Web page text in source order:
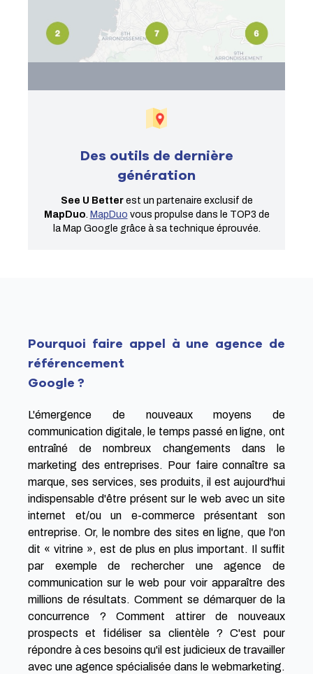
Des outils de dernière
génération
See U Betterest un partenaire exclusif de
MapDuo. MapDuo vous propulse dans le TOP3 de
la Map Google grâce à sa technique éprouvée.
Pourquoi faire appel à une agence de
référencement
Google ?
L'émergence de nouveaux moyens de
communication digitale, le temps passé en ligne, ont
entraîné de nombreux changements dans le
marketing des entreprises. Pour faire connaître sa
marque, ses services, ses produits, il est aujourd'hui
indispensable d'être présent sur le web avec un site
internet et/ou un e-commerce présentant son
entreprise. Or, le nombre des sites en ligne, que l'on
dit « vitrine », est de plus en plus important. Il suffit
par exemple de rechercher une agence de
communication sur le web pour voir apparaître des
millions de résultats. Comment se démarquer de la
concurrence ? Comment attirer de nouveaux
prospects et fidéliser sa clientèle ? C'est pour
répondre à ces besoins qu'il est judicieux de travailler
avec une agence spécialisée dans le webmarketing.